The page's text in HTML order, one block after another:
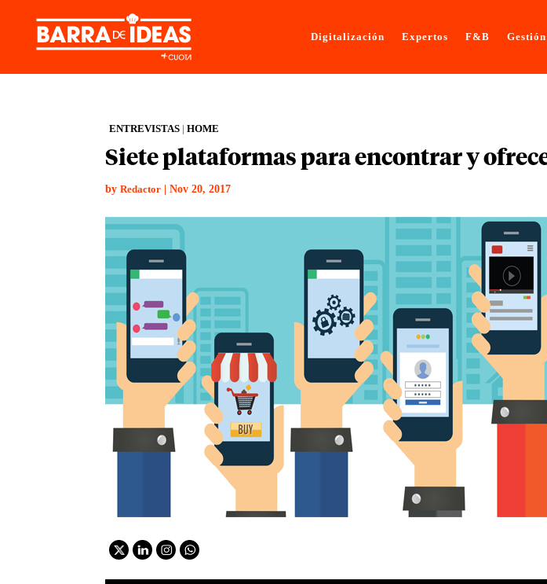
Digitalización Expertos F&B
ENTREVISTAS |HOME
Siete plataformas para encontrar y
byRedactor |Nov 20, 2017